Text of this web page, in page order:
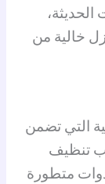
خالية من
التي تضمن
تنظيف
متطورة